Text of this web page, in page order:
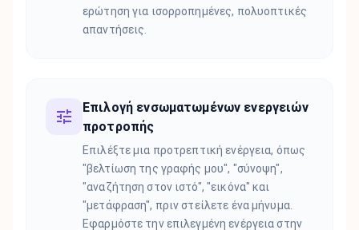
ερώτηση για ισορροπημένες, πολυοπτικές
απαντήσεις.
Επιλογή ενσωματωμένων ενεργειών
προτροπής
Επιλέξτε μια προτρεπτική ενέργεια, όπως
"βελτίωση της γραφής μου", "σύνοψη",
"αναζήτηση στον ιστό", "εικόνα" και
"μετάφραση", πριν στείλετε ένα μήνυμα.
Εφαρμόστε την επιλεγμένη ενέργεια στην